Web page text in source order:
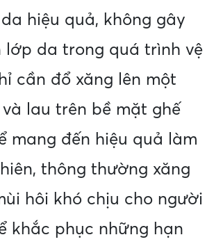
hiệu quả, không gây
lớp da trong quá trình vệ
cần đổ xăng lên một
lau trên bề mặt ghế
mang đến hiệu quả làm
thông thường xăng
hôi khó chịu cho người
khắc phục những hạn